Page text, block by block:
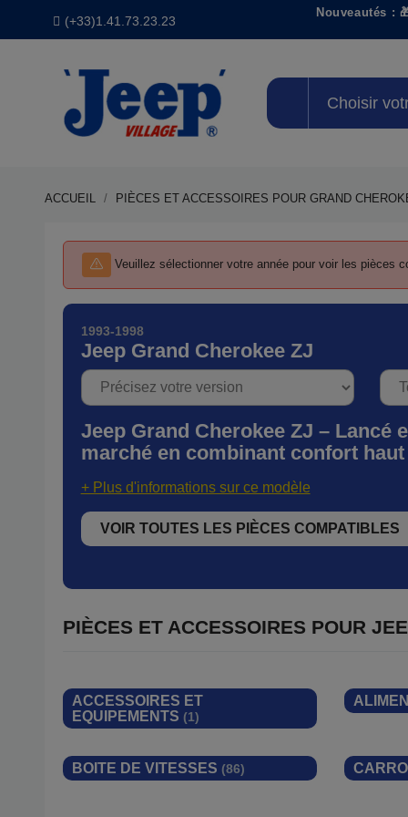
(+33)1.41.73.23.23
Nouveautés :
Choisir
ACCUEIL PIÈCES ET ACCESSOIRES POUR GRAND
Précisez votre année
Veuillez sélectionner votre année pour voir les pièces
1993-1998
Jeep Grand Cherokee ZJ
Jeep Grand Cherokee ZJ – Lancé
marché en combinant confort
+ Plus d'informations sur ce modèle
VOIR TOUTES LES PIÈCES COMPATIBLES
PIÈCES ET ACCESSOIRES POUR
ACCESSOIRES ET
EQUIPEMENTS (1)
BOITE DE VITESSES (86)